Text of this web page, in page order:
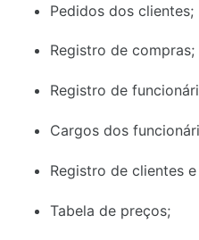
Pedidos dos clientes;
Registro de compras;
Registro de
Cargos dos
Registro de clientes
Tabela de preços;